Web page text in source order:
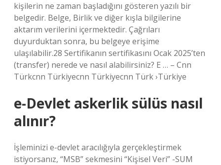
kişilerin ne zaman başladığını gösteren yazılı bir
belgedir. Belge, Birlik ve diğer kışla bilgilerine
aktarım verilerini içermektedir. Çağrıları
duyurduktan sonra, bu belgeye erişime
ulaşılabilir.28 Sertifikanın sertifikasını Ocak 2025’ten
(transfer) nerede ve nasıl alabilirsiniz? E … – Cnn
Türkcnn Türkiyecnn Türkiyecnn Türk ›Türkiye
e-Devlet askerlik sülüs nasıl
alınır?
İşleminizi e-devlet aracılığıyla gerçekleştirmek
istiyorsanız, “MSB” sekmesini “Kişisel Veri” -SUM